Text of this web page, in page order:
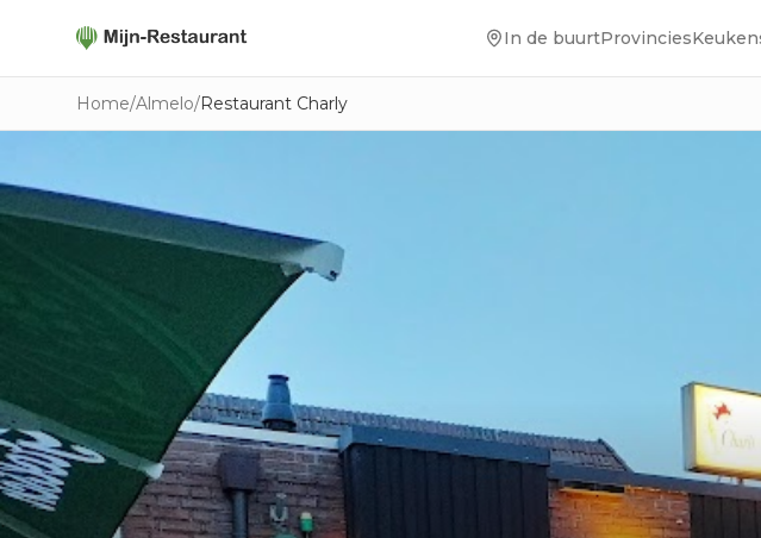
In de buurtProvincies
Home/Almelo/Restaurant Charly